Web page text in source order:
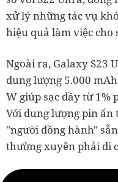
xử lý những tác vụ
hiệu quả làm việc cho
Ngoài ra, Galaxy S23
dung lượng 5.000
W giúp sạc đầy từ 1%
Với dung lượng pin ấn
"người đồng hành"
thường xuyên phải di